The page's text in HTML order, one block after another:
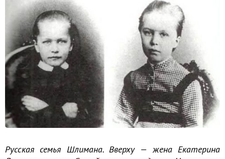
Русская семья Шлимана. Вверху — жена Екатерина